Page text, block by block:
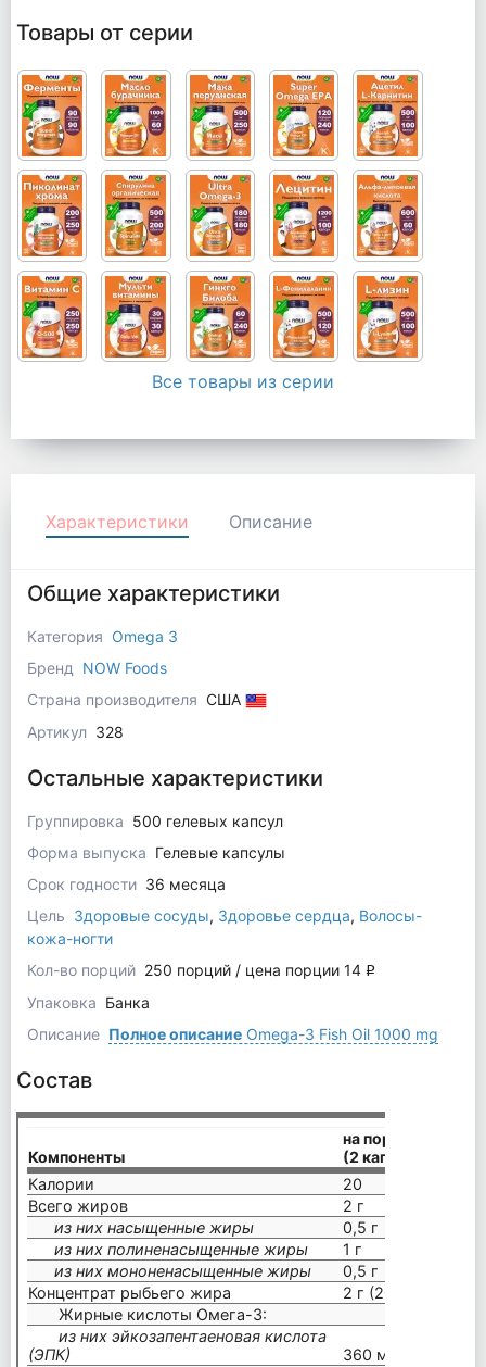
Товары от серии
Все товары из серии
Характеристики Описание
Общие характеристики
Категория Omega 3
Бренд
NOW Foods
Страна производителя США
Артикул 328
Остальные характеристики
Группировка 500 гелевых капсул
Форма выпуска Гелевые капсулы
Срок годности 36 месяца
Цель Здоровые сосуды, Здоровье сердца, Волосы-
кожа-ногти
Кол-во порций 250 порций / цена порции 14 q
Упаковка Банка
Описание Полное описаниеOmega-3 Fish Oil 1000 mg
Состав
Компоненты
на порцию
(2 капсулы)
Калории
20
Всего жиров
2 г
из них насыщенные жиры
0,5 г
из них полиненасыщенные жиры
1 г
из них мононенасыщенные жиры
0,5 г
Концентрат рыбьего жира
2 г (2000 мг)
Жирные кислоты Омега-3:
из них эйкозапентаеновая кислота
(ЭПК)
360 мг